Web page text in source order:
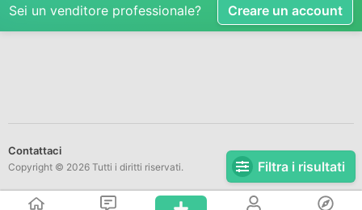
Filtra i risultati
Sei un venditore professionale? Creare un account
Contattaci
Copyright © 2026 Tutti i diritti riservati.